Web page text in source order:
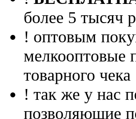
более 5 тысяч
! оптовым
мелкооптовые
товарного чека
! так же у нас
позволяющие